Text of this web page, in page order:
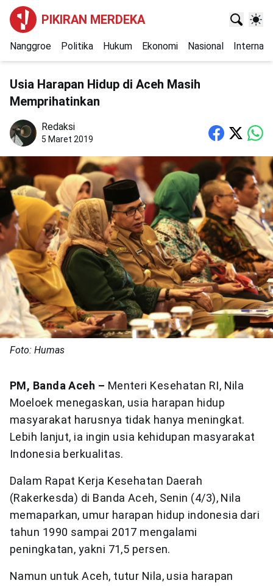
PIKIRAN MERDEKA
Nanggroe Politika Hukum Ekonomi Nasional
Usia Harapan Hidup di Aceh Masih
Memprihatinkan
Redaksi
5 Maret 2019
Foto: Humas
PM, Banda Aceh – Menteri Kesehatan RI, Nila
Moeloek menegaskan, usia harapan hidup
masyarakat harusnya tidak hanya meningkat.
Lebih lanjut, ia ingin usia kehidupan masyarakat
Indonesia berkualitas.
Dalam Rapat Kerja Kesehatan Daerah
(Rakerkesda) di Banda Aceh, Senin (4/3), Nila
memaparkan, umur harapan hidup indonesia dari
tahun 1990 sampai 2017 mengalami
peningkatan, yakni 71,5 persen.
Namun untuk Aceh, tutur Nila, usia harapan